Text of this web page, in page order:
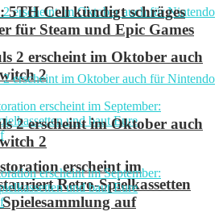
2 erscheint im Oktober auch
2
erscheint im
Retro-Spielkassetten
auf
5TH Cell kündigt schräges
für Steam und Epic Games
2 erscheint im Oktober auch
2